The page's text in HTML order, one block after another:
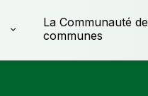
La Communauté de
communes